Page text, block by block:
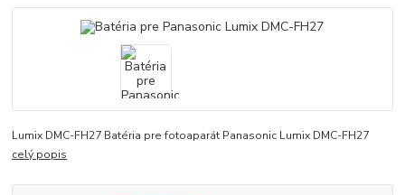
Lumix DMC-FH27 Batéria pre fotoaparát Panasonic Lumix DMC-FH27
celý popis